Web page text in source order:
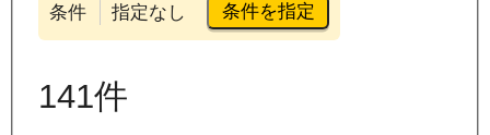
条件 指定なし 条件を指定
141件